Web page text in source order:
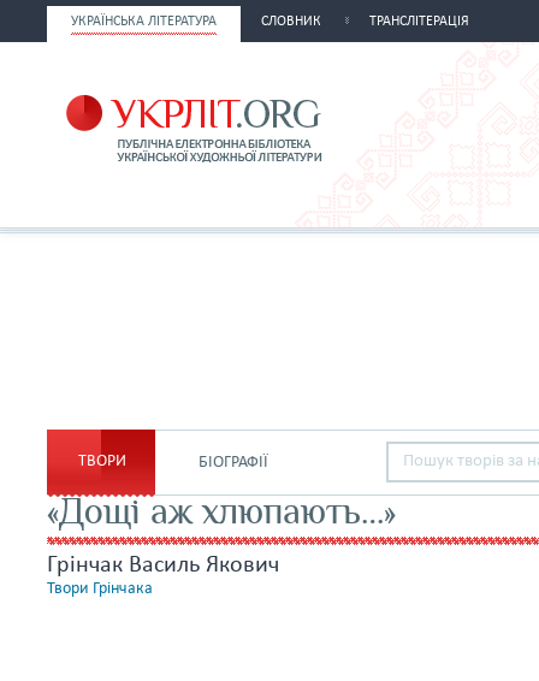
УКРАЇНСЬКА ЛІТЕРАТУРА СЛОВНИК ТРАНСЛІТЕРАЦІЯ
ТВОРИ БІОГРАФІЇ
«Дощі аж хлюпають…»
Грінчак Василь Якович
Твори Грінчака